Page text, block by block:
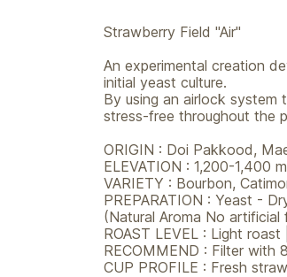
Strawberry Field "Air"
An experimental creation
initial yeast culture.
By using an airlock system
stress-free throughout the
ORIGIN : Doi Pakkood,
ELEVATION : 1,200-1,400
VARIETY : Bourbon,
PREPARATION : Yeast -
(Natural Aroma No artificial
ROAST LEVEL : Light
RECOMMEND : Filter with
CUP PROFILE : Fresh